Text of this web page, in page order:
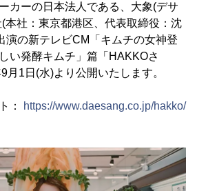
カーの日本法人である、大象(デサ
本社：東京都港区、代表取締役：沈
演の新テレビCM「キムチの女神登
い発酵キムチ」篇「HAKKOさ
月1日(水)より公開いたします。
： https://www.daesang.co.jp/hakko/